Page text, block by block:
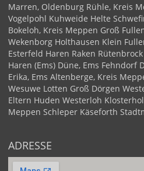
Marren, Oldenburg Rühle, Kreis
Vogelpohl Kuhweide Helte
Bokeloh, Kreis Meppen Groß
Wekenborg Holthausen Klein
Esterfeld Haren Raken Rütenbrock
Haren (Ems) Düne, Ems Fehndorf
Erika, Ems Altenberge, Kreis
Wesuwe Lotten Groß Dörgen
Eltern Huden Westerloh
Meppen Schleper Käseforth
ADRESSE